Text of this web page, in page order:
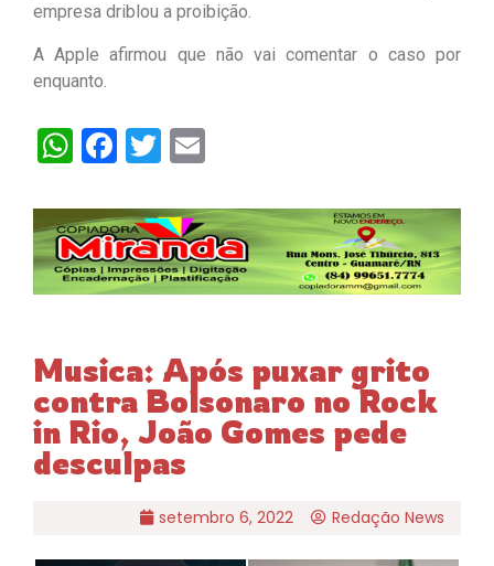
empresa driblou a proibição.
A Apple afirmou que não vai comentar o caso por
enquanto.
WhatsApp
Facebook
Twitter
Musica: Após puxar grito
contra Bolsonaro no Rock
in Rio, João Gomes pede
desculpas
setembro 6, 2022 Redação News